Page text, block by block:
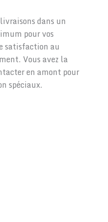
dans un
pour vos
satisfaction au
Vous avez la
en amont pour
spéciaux.